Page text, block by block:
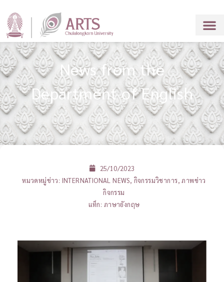
News from the
Department of English
25/10/2023
หมวดหมู่ข่าว: INTERNATIONAL NEWS, กิจกรรมวิชาการ,ภาพข่าว
กิจกรรม
แท็ก: ภาษาอังกฤษ